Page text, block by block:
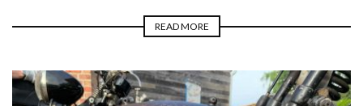
READ MORE